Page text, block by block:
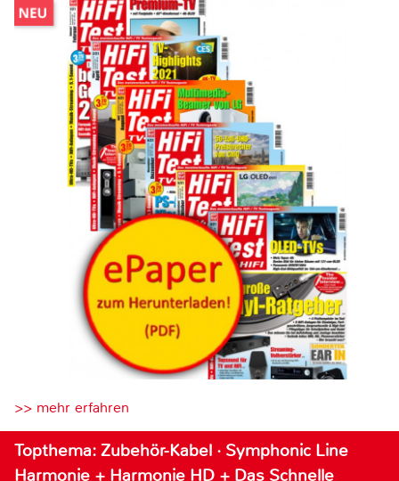
>> mehr erfahren
Topthema: Zubehör-Kabel · Symphonic Line
Harmonie + Harmonie HD + Das Schnelle